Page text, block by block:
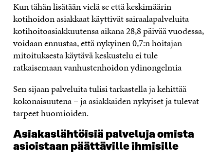
Kun tähän lisätään vielä se että keskimäärin
kotihoidon asiakkaat käyttivät sairaalapalveluita
kotihoitoasiakkuutensa aikana 28,8 päivää vuodessa,
voidaan ennustaa, että nykyinen 0,7:n hoitajan
mitoituksesta käytävä keskustelu ei tule
ratkaisemaan vanhustenhoidon ydinongelmia
Sen sijaan palveluita tulisi tarkastella ja kehittää
kokonaisuutena – ja asiakkaiden nykyiset ja tulevat
tarpeet huomioiden.
Asiakaslähtöisiä palveluja omista
asioistaan päättäville ihmisille